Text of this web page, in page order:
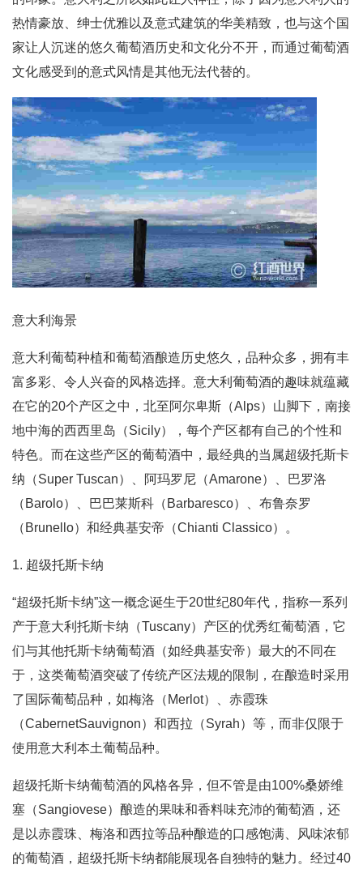
热情豪放、绅士优雅以及意式建筑的华美精致，也与这个国
家让人沉迷的悠久葡萄酒历史和文化分不开，而通过葡萄酒
文化感受到的意式风情是其他无法代替的。
意大利海景
意大利葡萄种植和葡萄酒酿造历史悠久，品种众多，拥有丰
富多彩、令人兴奋的风格选择。意大利葡萄酒的趣味就蕴藏
在它的20个产区之中，北至阿尔卑斯（Alps）山脚下，南接
地中海的西西里岛（Sicily），每个产区都有自己的个性和
特色。而在这些产区的葡萄酒中，最经典的当属超级托斯卡
纳（Super Tuscan）、阿玛罗尼（Amarone）、巴罗洛
（Barolo）、巴巴莱斯科（Barbaresco）、布鲁奈罗
（Brunello）和经典基安帝（Chianti Classico）。
1. 超级托斯卡纳
“超级托斯卡纳”这一概念诞生于20世纪80年代，指称一系列
产于意大利托斯卡纳（Tuscany）产区的优秀红葡萄酒，它
们与其他托斯卡纳葡萄酒（如经典基安帝）最大的不同在
于，这类葡萄酒突破了传统产区法规的限制，在酿造时采用
了国际葡萄品种，如梅洛（Merlot）、赤霞珠
（CabernetSauvignon）和西拉（Syrah）等，而非仅限于
使用意大利本土葡萄品种。
超级托斯卡纳葡萄酒的风格各异，但不管是由100%桑娇维
塞（Sangiovese）酿造的果味和香料味充沛的葡萄酒，还
是以赤霞珠、梅洛和西拉等品种酿造的口感饱满、风味浓郁
的葡萄酒，超级托斯卡纳都能展现各自独特的魅力。经过40